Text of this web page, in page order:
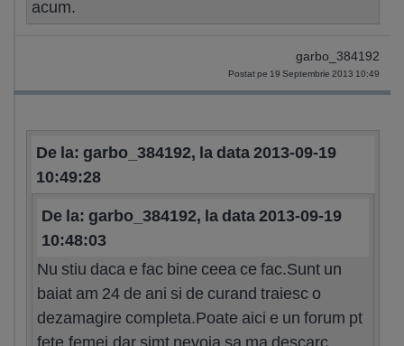
acum.
garbo_384192
Postat pe 19 Septembrie 2013 10:49
De la: garbo_384192, la data 2013-09-19
10:49:28
De la: garbo_384192, la data 2013-09-19
10:48:03
Nu stiu daca e fac bine ceea ce fac.Sunt un
baiat am 24 de ani si de curand traiesc o
dezamagire completa.Poate aici e un forum pt